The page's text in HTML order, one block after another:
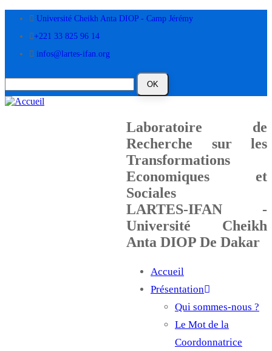
contenu
Université Cheikh Anta DIOP - Camp Jérémy
+221 33 825 96 14
infos@lartes-ifan.org
Laboratoire de
Recherche sur les
Transformations
Economiques et
Sociales
LARTES-IFAN -
Université Cheikh
Anta DIOP De Dakar
Main
navigation
Accueil
Présentation
Qui sommes-nous ?
Le Mot de la
Coordonnatrice